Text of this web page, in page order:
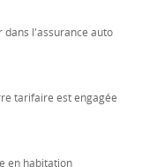
dans l'assurance auto
tarifaire est engagée
en habitation